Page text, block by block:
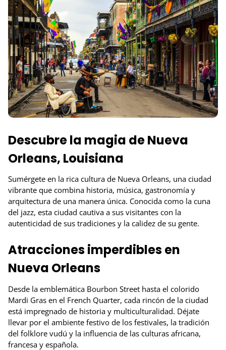
Descubre la magia de Nueva
Orleans, Louisiana
Sumérgete en la rica cultura de Nueva Orleans, una ciudad
vibrante que combina historia, música, gastronomía y
arquitectura de una manera única. Conocida como la cuna
del jazz, esta ciudad cautiva a sus visitantes con la
autenticidad de sus tradiciones y la calidez de su gente.
Atracciones imperdibles en
Nueva Orleans
Desde la emblemática Bourbon Street hasta el colorido
Mardi Gras en el French Quarter, cada rincón de la ciudad
está impregnado de historia y multiculturalidad. Déjate
llevar por el ambiente festivo de los festivales, la tradición
del folklore vudú y la influencia de las culturas africana,
francesa y española.